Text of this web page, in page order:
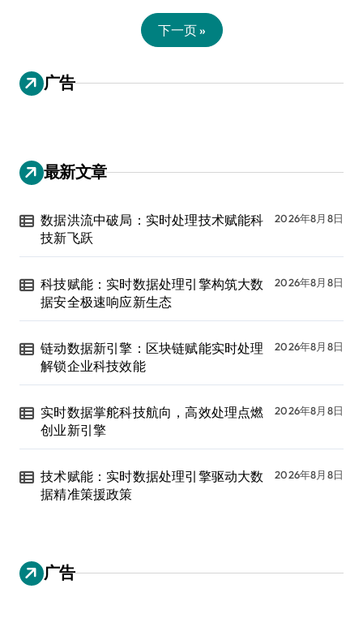
下一页 »
广告
最新文章
数据洪流中破局：实时处理技术赋能科
技新飞跃
2026年8月8日
科技赋能：实时数据处理引擎构筑大数
据安全极速响应新生态
2026年8月8日
链动数据新引擎：区块链赋能实时处理
解锁企业科技效能
2026年8月8日
实时数据掌舵科技航向，高效处理点燃
创业新引擎
2026年8月8日
技术赋能：实时数据处理引擎驱动大数
据精准策援政策
2026年8月8日
广告